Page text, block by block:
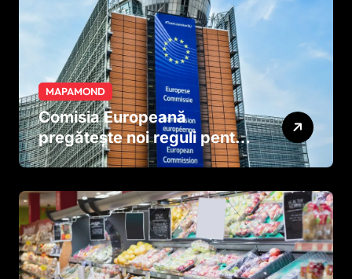
MAPAMOND
Comisia Europeană
pregătește noi reguli pentru
tutun și țigările electronice